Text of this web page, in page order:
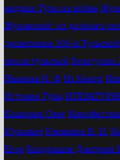
медики Тулы на войне
Жуковский: из далёкого
десантники 106-й Тульской
земли тульской Золотухин
Иванова Н. Ф Из Книги
История Тулы
Каширин Олег
Юрьевич Клепиков В. И.
Егор Кондрашов Дмитрий